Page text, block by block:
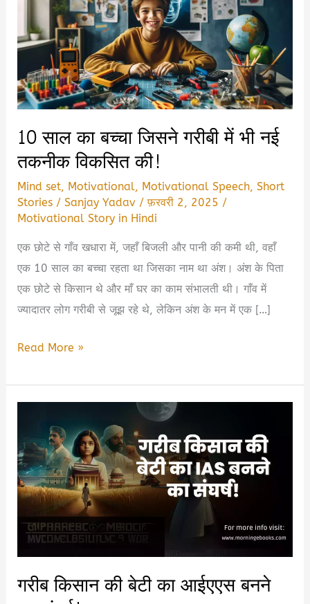
10 साल का बच्चा जिसने गरीबी में भी नई
तकनीक विकसित की!
Mind set, Motivational, Motivational Speech,Short
Stories /Sanjay Yadav /फ़रवरी 2, 2025 /
Motivational Story in Hindi
एक छोटे से गाँव खधारा में, जहाँ बिजली और पानी की कमी थी, वहाँ
एक 10 साल का बच्चा रहता था जिसका नाम था अंश। अंश के पिता
एक छोटे से किसान थे और माँ घर का काम संभालती थी। गाँव में
ज्यादातर लोग गरीबी से जूझ रहे थे, लेकिन अंश के मन में एक […]
10
का
गरीबी
में
भी
तकनीक
विकसित
की!
Read More »
गरीब किसान की बेटी का आईएएस बनने